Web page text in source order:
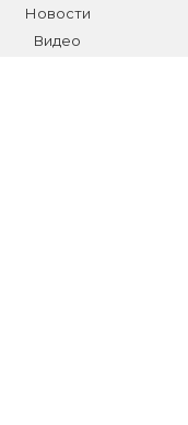
Новости
Видео